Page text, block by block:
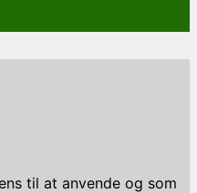
til at anvende og som